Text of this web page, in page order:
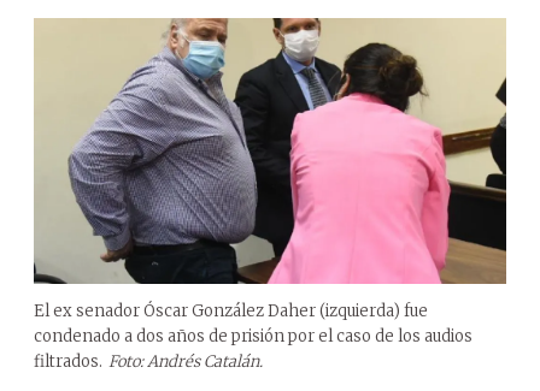
El ex senador Óscar González Daher (izquierda) fue
condenado a dos años de prisión por el caso de los audios
filtrados. Foto: Andrés Catalán.